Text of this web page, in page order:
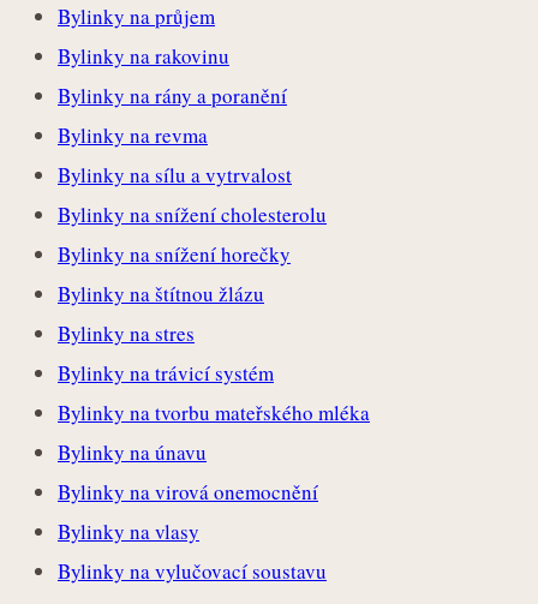
Bylinky na průjem
Bylinky na rakovinu
Bylinky na rány a poranění
Bylinky na revma
Bylinky na sílu a vytrvalost
Bylinky na snížení cholesterolu
Bylinky na snížení horečky
Bylinky na štítnou žlázu
Bylinky na stres
Bylinky na trávicí systém
Bylinky na tvorbu mateřského mléka
Bylinky na únavu
Bylinky na virová onemocnění
Bylinky na vlasy
Bylinky na vylučovací soustavu